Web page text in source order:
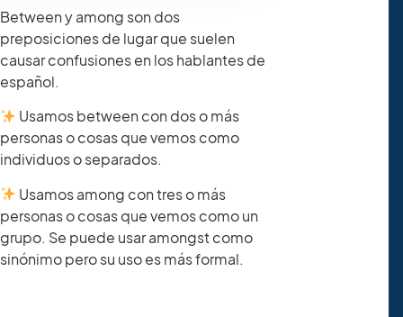
Between y among son dos
preposiciones de lugar que suelen
causar confusiones en los hablantes de
español.
Usamos between con dos o más
personas o cosas que vemos como
individuos o separados.
Usamos among con tres o más
personas o cosas que vemos como un
grupo. Se puede usar amongst como
sinónimo pero su uso es más formal.